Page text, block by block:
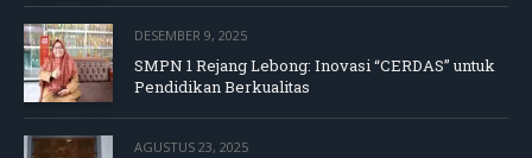
DESEMBER 9, 2025
SMPN 1 Rejang Lebong: Inovasi “CERDAS” untuk
Pendidikan Berkualitas
AGUSTUS 23, 2025